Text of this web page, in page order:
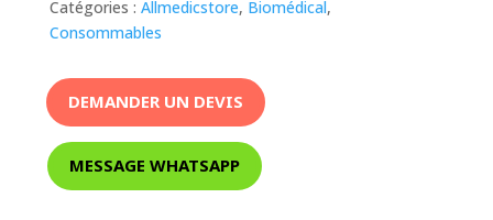
Catégories : Allmedicstore, Biomédical,
Consommables
DEMANDER UN DEVIS
MESSAGE WHATSAPP